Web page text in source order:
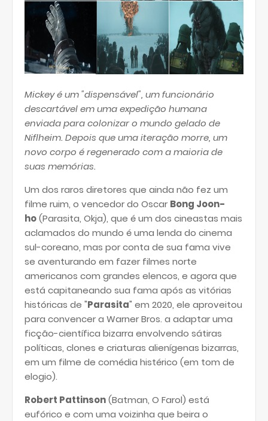
Mickey é um "dispensável", um funcionário
descartável em uma expedição humana
enviada para colonizar o mundo gelado de
Niflheim. Depois que uma iteração morre, um
novo corpo é regenerado com a maioria de
suas memórias.
Um dos raros diretores que ainda não fez um
filme ruim, o vencedor do Oscar Bong Joon-
ho(Parasita, Okja), que é um dos cineastas mais
aclamados do mundo é uma lenda do cinema
sul-coreano, mas por conta de sua fama vive
se aventurando em fazer filmes norte
americanos com grandes elencos, e agora que
está capitaneando sua fama após as vitórias
históricas de "Parasita" em 2020, ele aproveitou
para convencer a Warner Bros. a adaptar uma
ficção-científica bizarra envolvendo sátiras
políticas, clones e criaturas alienígenas bizarras,
em um filme de comédia histérico (em tom de
elogio).
Robert Pattinson(Batman, O Farol) está
eufórico e com uma voizinha que beira o